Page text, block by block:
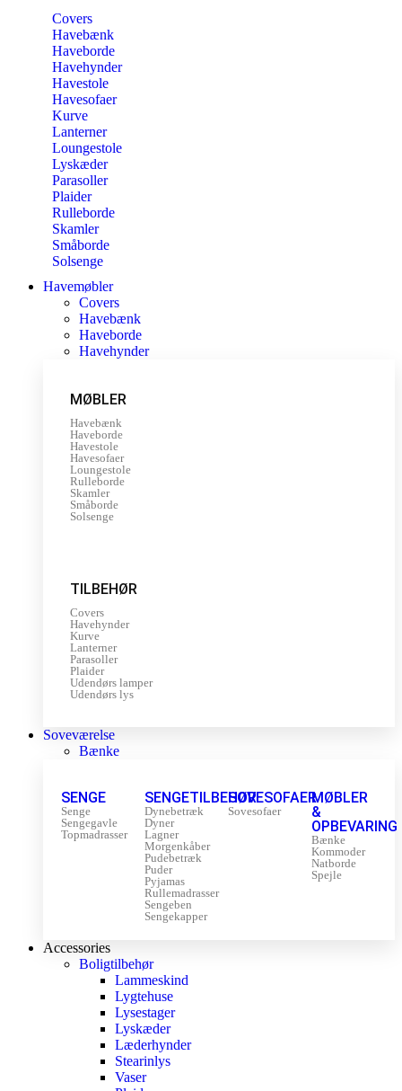
Covers
Havebænk
Haveborde
Havehynder
Havestole
Havesofaer
Kurve
Lanterner
Loungestole
Lyskæder
Parasoller
Plaider
Rulleborde
Skamler
Småborde
Solsenge
Havemøbler
Covers
Havebænk
Haveborde
Havehynder
MØBLER
Havebænk
Haveborde
Havestole
Havesofaer
Loungestole
Rulleborde
Skamler
Småborde
Solsenge
TILBEHØR
Covers
Havehynder
Kurve
Lanterner
Parasoller
Plaider
Udendørs lamper
Udendørs lys
Soveværelse
Bænke
SENGE
Senge
Sengegavle
Topmadrasser
SENGETILBEHØR
Dynebetræk
Dyner
Lagner
Morgenkåber
Pudebetræk
Puder
Pyjamas
Rullemadrasser
Sengeben
Sengekapper
SOVESOFAER
Sovesofaer
MØBLER
&
OPBEVARING
Bænke
Kommoder
Natborde
Spejle
Accessories
Boligtilbehør
Lammeskind
Lygtehuse
Lysestager
Lyskæder
Læderhynder
Stearinlys
Vaser